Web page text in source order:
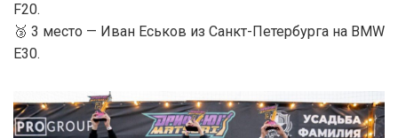
F20.
🥉 3 место — Иван Еськов из Санкт-Петербурга на BMW
E30.